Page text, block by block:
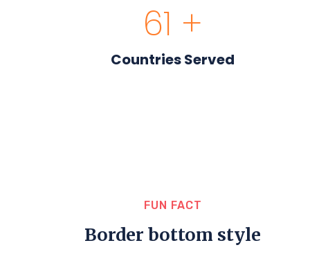
71 +
Countries Served
FUN FACT
Border bottom style